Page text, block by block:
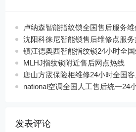
卢纳森智能指纹锁全国售后服务
沈阳科徕尼智能锁售后维修点服
镇江德奥西智能指纹锁24小时全
MLHJ指纹锁附近售后网点热线
唐山方宬保险柜维修24小时全国
national空调全国人工售后统一24
发表评论